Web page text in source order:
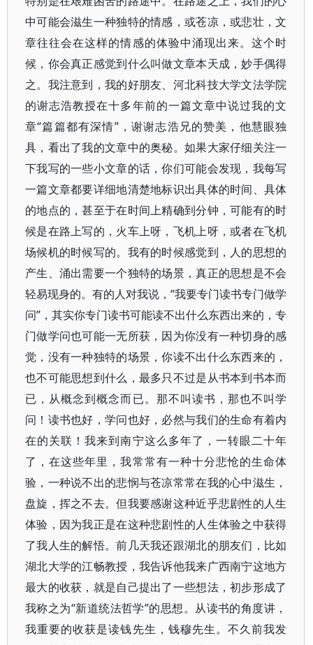
中可能会滋生一种独特的情感，或苍凉，或悲壮，文
章往往会在这样的情感的体验中涌现出来。这个时
候，你会真正感觉到什么叫做文章本天成，妙手偶得
之。我注意到，我的好朋友、河北科技大学文法学院
的谢志浩教授在十多年前的一篇文章中说过我的文
章“篇篇都有深情”，谢谢志浩兄的赞美，他慧眼独
具，看出了我的文章中的奥秘。如果大家仔细关注一
下我写的一些小文章的话，你们可能会发现，我每写
一篇文章都要详细地清楚地标识出具体的时间、具体
的地点的，甚至于在时间上精确到分钟，可能有的时
候是在路上写的，火车上呀，飞机上呀，或者在飞机
场候机的时候写的。我有的时候感觉到，人的思想的
产生、涌出需要一个独特的场景，真正的思想是不会
轻易现身的。有的人对我说，“我要专门读书专门做学
问”，其实你专门读书可能读不出什么东西出来的，专
门做学问也可能一无所获，因为你没有一种切身的感
觉，没有一种独特的场景，你读不出什么东西来的，
也不可能思想到什么，最多只不过是从书本到书本而
已，从概念到概念而已。那不叫读书，那也不叫学
问！读书也好，学问也好，必然与我们的生命有着内
在的关联！我来到南宁这么多年了，一转眼二十年
了，在这些年里，我常常有一种十分悲怆的生命体
验，一种说不出的悲悯与苍凉常常在我的心中滋生，
盘旋，挥之不去。但我要感谢这种近乎悲剧性的人生
体验，因为我正是在这种悲剧性的人生体验之中获得
了我人生的解悟。前几天我还跟湖北的朋友们，比如
湖北大学的江畅教授，我告诉他我来广西南宁这地方
最大的收获，就是自己提出了一些想法，初步形成了
我称之为“新道统法哲学”的思想。从读书的角度讲，
我重要的收获是读钱先生，钱穆先生。不久前我发